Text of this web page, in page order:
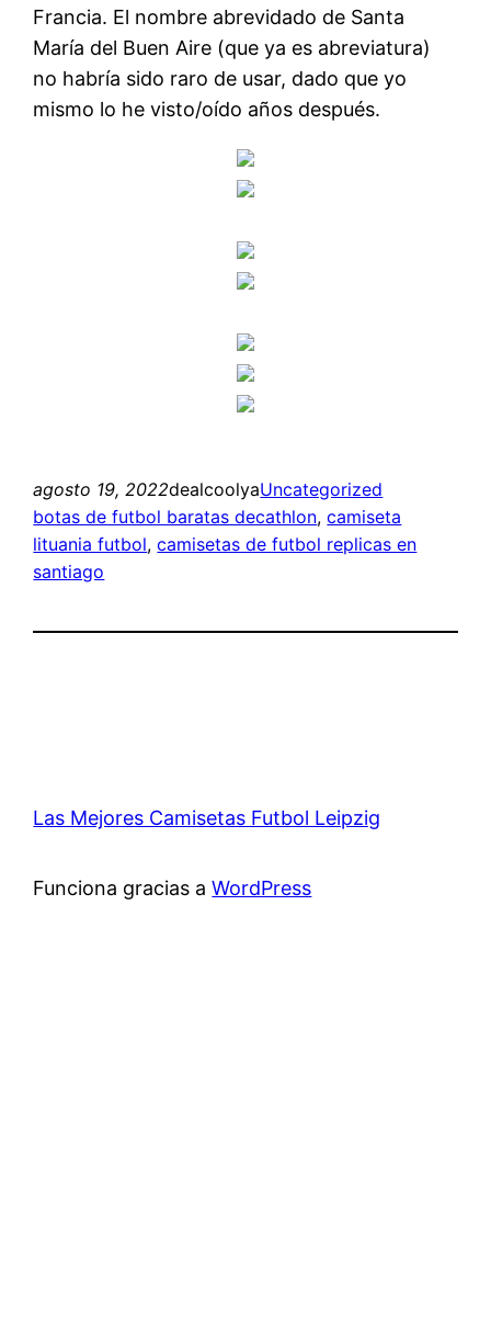
Francia. El nombre abrevidado de Santa
María del Buen Aire (que ya es abreviatura)
no habría sido raro de usar, dado que yo
mismo lo he visto/oído años después.
agosto 19, 2022dealcoolyaUncategorized
botas de futbol baratas decathlon, camiseta
lituania futbol, camisetas de futbol replicas en
santiago
Las Mejores Camisetas Futbol Leipzig
Funciona gracias aWordPress